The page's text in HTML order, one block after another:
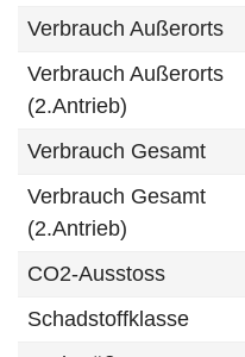
Verbrauch Außerorts
Verbrauch Außerorts
(2.Antrieb)
Verbrauch Gesamt
Verbrauch Gesamt
(2.Antrieb)
CO2-Ausstoss
Schadstoffklasse